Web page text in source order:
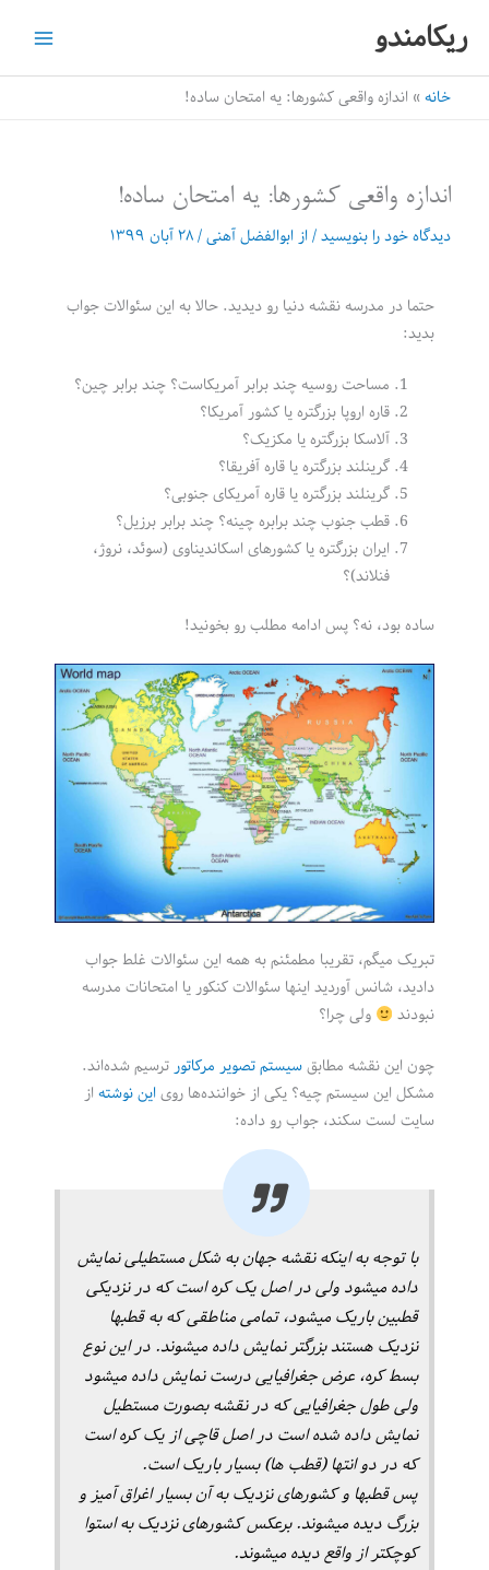
ریکامندو
خانه اندازه واقعی کشورها: یه امتحان ساده!
اندازه واقعی کشورها: یه امتحان ساده!
دیدگاه‌ خود را بنویسید/ از ابوالفضل آهنی/۲۸ آبان ۱۳۹۹
حتما در مدرسه نقشه دنیا رو دیدید. حالا به این سئوالات جواب
بدید:
مساحت روسیه چند برابر آمریکاست؟ چند برابر چین؟
قاره اروپا بزرگتره یا کشور آمریکا؟
آلاسکا بزرگتره یا مکزیک؟
گرینلند بزرگتره یا قاره آفریقا؟
گرینلند بزرگتره یا قاره آمریکای جنوبی؟
قطب جنوب چند برابره چینه؟ چند برابر برزیل؟
ایران بزرگتره یا کشورهای اسکاندیناوی (سوئد، نروژ،
فنلاند)؟
ساده بود، نه؟ پس ادامه مطلب رو بخونید!
تبریک میگم، تقریبا مطمئنم به همه این سئوالات غلط جواب
دادید، شانس آوردید اینها سئوالات کنکور یا امتحانات مدرسه
نبودند
ولی چرا؟
چون این نقشه مطابقسیستم تصویر مرکاتورترسیم شده‌اند.
مشکل این سیستم چیه؟ یکی از خواننده‌ها رویاین نوشته از
سایت لست سکند، جواب رو داده:
با توجه به اینکه نقشه جهان به شکل مستطیلی نمایش
داده میشود ولی در اصل یک کره است که در نزدیکی
قطبین باریک میشود، تمامی مناطقی که به قطبها
نزدیک هستند بزرگتر نمایش داده میشوند. در این نوع
بسط کره، عرض جغرافیایی درست نمایش داده میشود
ولی طول جغرافیایی که در نقشه بصورت مستطیل
نمایش داده شده است در اصل قاچی از یک کره است
که در دو انتها (قطب ها) بسیار باریک است.
پس قطبها و کشورهای نزدیک به آن بسیار اغراق آمیز و
بزرگ دیده میشوند. برعکس کشورهای نزدیک به استوا
کوچکتر از واقع دیده میشوند.